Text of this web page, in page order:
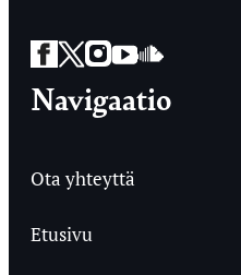
Facebook
Twitter
Instagram
YouTube
Navigaatio
Ota yhteyttä
Etusivu